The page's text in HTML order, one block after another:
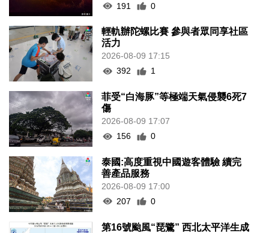
191
0
輕軌辦陀螺比賽 參與者眾同享社區
活力
2026-08-09 17:15
392
1
菲受“白海豚”等極端天氣侵襲6死7
傷
2026-08-09 17:07
156
0
泰國:高度重視中國遊客體驗 續完
善產品服務
2026-08-09 17:00
207
0
第16號颱風“琵鷺” 西北太平洋生成